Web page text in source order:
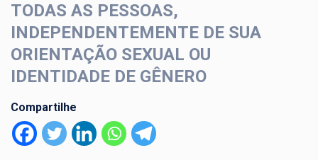
TODAS AS PESSOAS,
INDEPENDENTEMENTE DE SUA
ORIENTAÇÃO SEXUAL OU
IDENTIDADE DE GÊNERO
Compartilhe